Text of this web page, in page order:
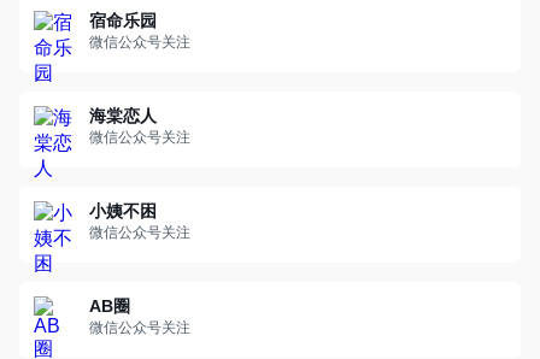
宿命乐园
微信公众号关注
海棠恋人
微信公众号关注
小姨不困
微信公众号关注
AB圈
微信公众号关注